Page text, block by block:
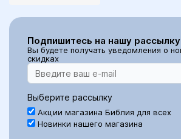
Подпишитесь на нашу рассылку
Вы будете получать уведомления о
скидках
Выберите рассылку
Акции магазина Библия для всех
Новинки нашего магазина